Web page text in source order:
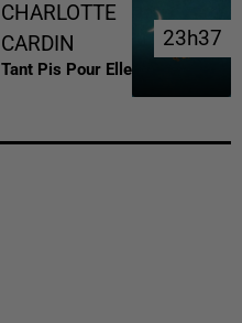
CHARLOTTE
CARDIN
Tant Pis Pour Elle
23h37
23h37